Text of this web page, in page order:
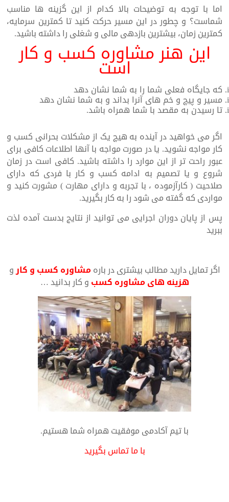
اما با توجه به توضیحات بالا کدام از این گزینه ها مناسب
شماست؟ و چطور در این مسیر حرکت کنید تا کمترین سرمایه،
کمترین زمان، بیشترین بازدهی مالی و شغلی را داشته باشید.
این هنر مشاوره کسب و کار
است
که جایگاه فعلی شما را به شما نشان دهد
مسیر و پیچ و خم های آنرا بداند و به شما نشان دهد
تا رسیدن به مقصد با شما همراه باشد.
اگر می خواهید در آینده به هیچ یک از مشکلات بحرانی کسب و
کار مواجه نشوید. یا در صورت مواجه با آنها اطلاعات کافی برای
عبور راحت تر از این موارد را داشته باشید. کافی است در زمان
شروع و یا تصمیم به ادامه کسب و کار با فردی که دارای
صلاحیت ( کارآزموده ، با تجربه و دارای مهارت ) مشورت کنید و
مواردی که گفته می شود را به کار بگیرید.
پس از پایان دوران اجرایی می توانید از نتایج بدست آمده لذت
ببرید
اگر تمایل دارید مطالب بیشتری در بارهمشاوره کسب و کارو
هزینه های مشاوره کسبو کار بدانید …
با تیم آکادمی موفقیت همراه شما هستیم.
با ما تماس بگیرید